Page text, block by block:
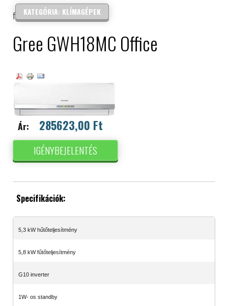
forgalmazás és szerelés
KATEGÓRIA: KLÍMAGÉPEK
Gree GWH18MC Office
Ár: 285623,00 Ft
IGÉNYBEJELENTÉS
Specifikációk:
5,3 kW hűtőteljesítmény
5,8 kW fűtőteljesítmény
G10 inverter
1W- os standby